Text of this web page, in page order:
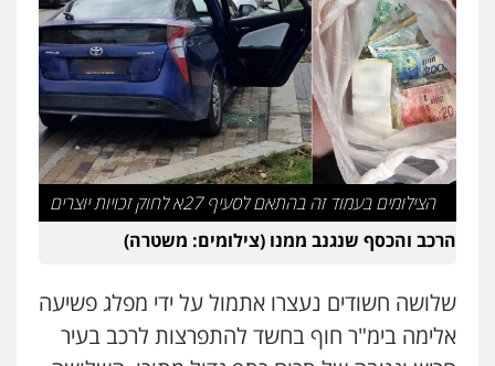
עו"ד איהאב ג'לג'ולי
פלילי מעצרים וחקירות עורכי דין לענייני
אסירים
0505216700
אייל בן שושן, עורך דין פלילי
פלילי מעצרים וחקירות פשיעה חמורה
נוער רישום פלילי
0522763105
פלילי צבאי מעצרים וחקירות
הצילומים בעמוד זה בהתאם לסעיף 27א לחוק זכויות יוצרים
הרכב והכסף שנגנב ממנו (צילומים: משטרה)
שלושה חשודים נעצרו אתמול על ידי מפלג פשיעה
אלימה בימ"ר חוף בחשד להתפרצות לרכב בעיר